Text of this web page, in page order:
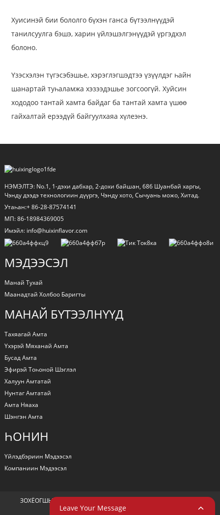
Хуисинэй бии бололго бүхэн ганса бүтээлнүүдэй
танилсуулга бэшэ, харин үйлэшэлгэнүүдэй үргэдхэл
болоно.
Үзэсхэлэн түгэсэбэшье, хэрэглэгшэдтээ үзүүлдэг һайн
шанартай туһаламжа хэзээдэшье зогсоогүй. Хуйсин
хододоо тантай хамта байдаг ба тантай хамта үшөө
гайхалтай ерээдүй байгуулхаяа хүлеэнэ.
НЭМЭЛТЭ: No.1, 1-дэхи дабхар, 2-дохи байшан, 686 Шуанбай харгы,
Чэнду дээдэ технологиин дүүргэ, Чэнду хото, Сычуань можо, Хитад.
Утаһан:+ 86-28-87574141
МП: 86-18984369005
Имэйл: info@huixinflavor.com
МЭДЭЭСЭЛ
Манай Тухай
Маанадтай Холбоо Баригты
МАНАЙ БҮТЭЭЛНҮҮД
Тахяагай Амта
Үхэрэй Мяханай Амта
Бусад Амта
Эфирэй Тоһоной Шэглэл
Халуун Амтатай
Нунтаг Амтатай
Амта Няаха
Шэнгэн Амта
ҺОНИН
Үйлэдбэриин Мэдээсэл
Компаниин Мэдээсэл
ЗОХЁОГШЫН ЭРХЭ © 2024 БҮХЫ ЭРХЭНҮҮД ХАМГААЛАГДАҺАН
RESOURCE
Leave Your Message